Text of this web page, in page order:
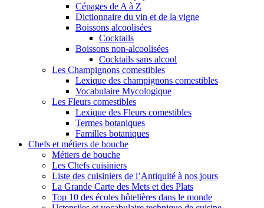
Cépages de A à Z
Dictionnaire du vin et de la vigne
Boissons alcoolisées
Cocktails
Boissons non-alcoolisées
Cocktails sans alcool
Les Champignons comestibles
Lexique des champignons comestibles
Vocabulaire Mycologique
Les Fleurs comestibles
Lexique des Fleurs comestibles
Termes botaniques
Familles botaniques
Chefs et métiers de bouche
Métiers de bouche
Les Chefs cuisiniers
Liste des cuisiniers de l’Antiquité à nos jours
La Grande Carte des Mets et des Plats
Top 10 des écoles hôtelières dans le monde